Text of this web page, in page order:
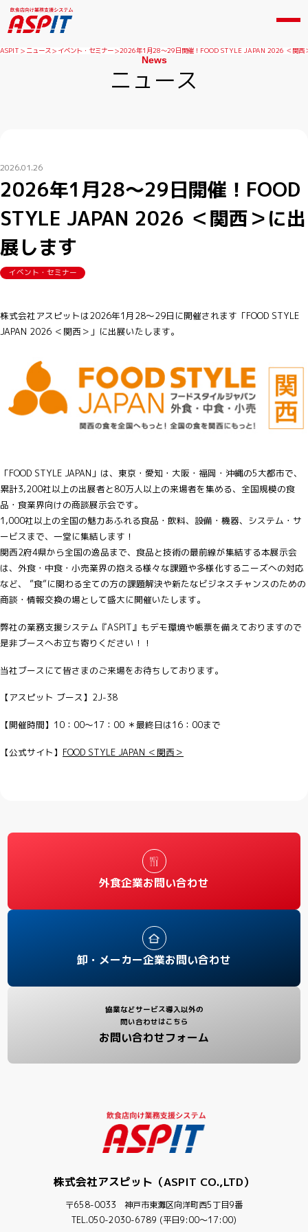
ASPIT ニュース イベント・セミナー 2026年1月28～29日開催！FOOD STYLE JAPAN 2026 ＜関西
News
ニュース
2026.01.26
2026年1月28～29日開催！FOOD
STYLE JAPAN 2026 ＜関西＞に出
展します
イベント・セミナー
株式会社アスピットは2026年1月28～29日に開催されます「FOOD STYLE
JAPAN 2026 ＜関西＞」に出展いたします。
「FOOD STYLE JAPAN」は、東京・愛知・大阪・福岡・沖縄の5大都市で、
累計3,200社以上の出展者と80万人以上の来場者を集める、全国規模の食
品・食業界向けの商談展示会です。
1,000社以上の全国の魅力あふれる食品・飲料、設備・機器、システム・サ
ービスまで、一堂に集結します！
関西2府4県から全国の逸品まで、食品と技術の最前線が集結する本展示会
は、外食・中食・小売業界の抱える様々な課題や多様化するニーズへの対応
など、 ”食”に関わる全ての方の課題解決や新たなビジネスチャンスのための
商談・情報交換の場として盛大に開催いたします。
弊社の業務支援システム『ASPIT』もデモ環境や帳票を備えておりますので
是非ブースへお立ち寄りください！！
当社ブースにて皆さまのご来場をお待ちしております。
【アスピット ブース】2J-38
【開催時間】10：00～17：00 ＊最終日は16：00まで
【公式サイト】 FOOD STYLE JAPAN ＜関西＞
外食企業お問い合わせ
卸・メーカー企業お問い合わせ
協業などサービス導入以外の
問い合わせはこちら
お問い合わせフォーム
株式会社アスピット（ASPIT CO.,LTD）
〒658-0033 神戸市東灘区向洋町西5丁目9番
TEL.050-2030-6789 (平日9:00〜17:00)